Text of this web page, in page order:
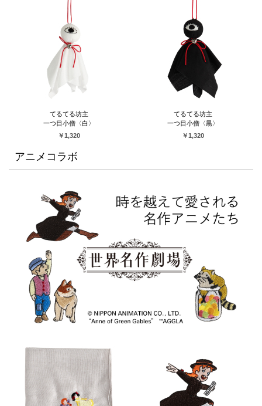
てるてる坊主
一つ目小僧〈白〉
￥1,320
てるてる坊主
一つ目小僧〈黒〉
￥1,320
アニメコラボ